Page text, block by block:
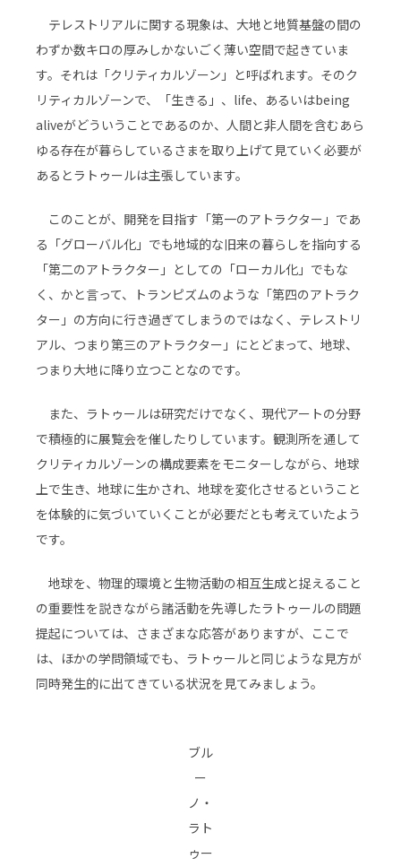
テレストリアルに関する現象は、大地と地質基盤の間の
わずか数キロの厚みしかないごく薄い空間で起きていま
す。それは「クリティカルゾーン」と呼ばれます。そのク
リティカルゾーンで、「生きる」、life、あるいはbeing
aliveがどういうことであるのか、人間と非人間を含むあら
ゆる存在が暮らしているさまを取り上げて見ていく必要が
あるとラトゥールは主張しています。
このことが、開発を目指す「第一のアトラクター」であ
る「グローバル化」でも地域的な旧来の暮らしを指向する
「第二のアトラクター」としての「ローカル化」でもな
く、かと言って、トランピズムのような「第四のアトラク
ター」の方向に行き過ぎてしまうのではなく、テレストリ
アル、つまり第三のアトラクター」にとどまって、地球、
つまり大地に降り立つことなのです。
また、ラトゥールは研究だけでなく、現代アートの分野
で積極的に展覧会を催したりしています。観測所を通して
クリティカルゾーンの構成要素をモニターしながら、地球
上で生き、地球に生かされ、地球を変化させるということ
を体験的に気づいていくことが必要だとも考えていたよう
です。
地球を、物理的環境と生物活動の相互生成と捉えること
の重要性を説きながら諸活動を先導したラトゥールの問題
提起については、さまざまな応答がありますが、ここで
は、ほかの学問領域でも、ラトゥールと同じような見方が
同時発生的に出てきている状況を見てみましょう。
ブル
ー
ノ・
ラト
ゥー